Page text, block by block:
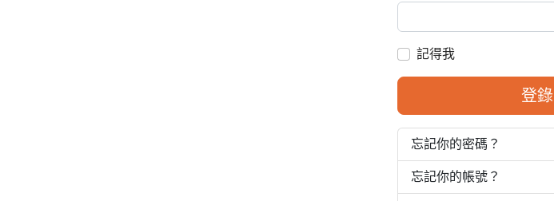
記得我
登錄
忘記你的密碼？
忘記你的帳號？